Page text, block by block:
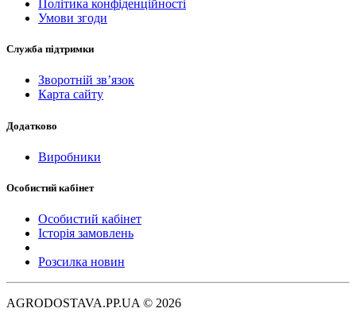
Політика конфіденційності
Умови згоди
Служба підтримки
Зворотній зв’язок
Карта сайту
Додатково
Виробники
Особистий кабінет
Особистий кабінет
Історія замовлень
Розсилка новин
AGRODOSTAVA.PP.UA © 2026